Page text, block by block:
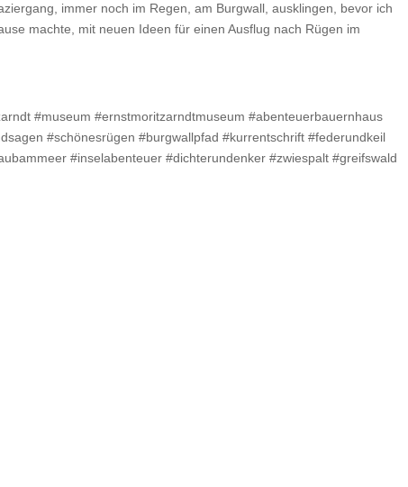
immer noch im Regen, am Burgwall, ausklingen, bevor ich
machte, mit neuen Ideen für einen Ausflug nach Rügen im
#museum #ernstmoritzarndtmuseum #abenteuerbauernhaus
#schönesrügen #burgwallpfad #kurrentschrift #federundkeil
#inselabenteuer #dichterundenker #zwiespalt #greifswald